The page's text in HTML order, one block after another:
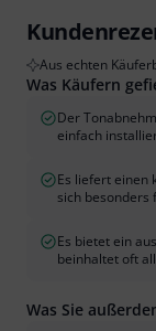
Aus echten
Was Käufern
Der
einfach
Es liefert einen
sich besonders
Es bietet ein
beinhaltet oft
Was Sie